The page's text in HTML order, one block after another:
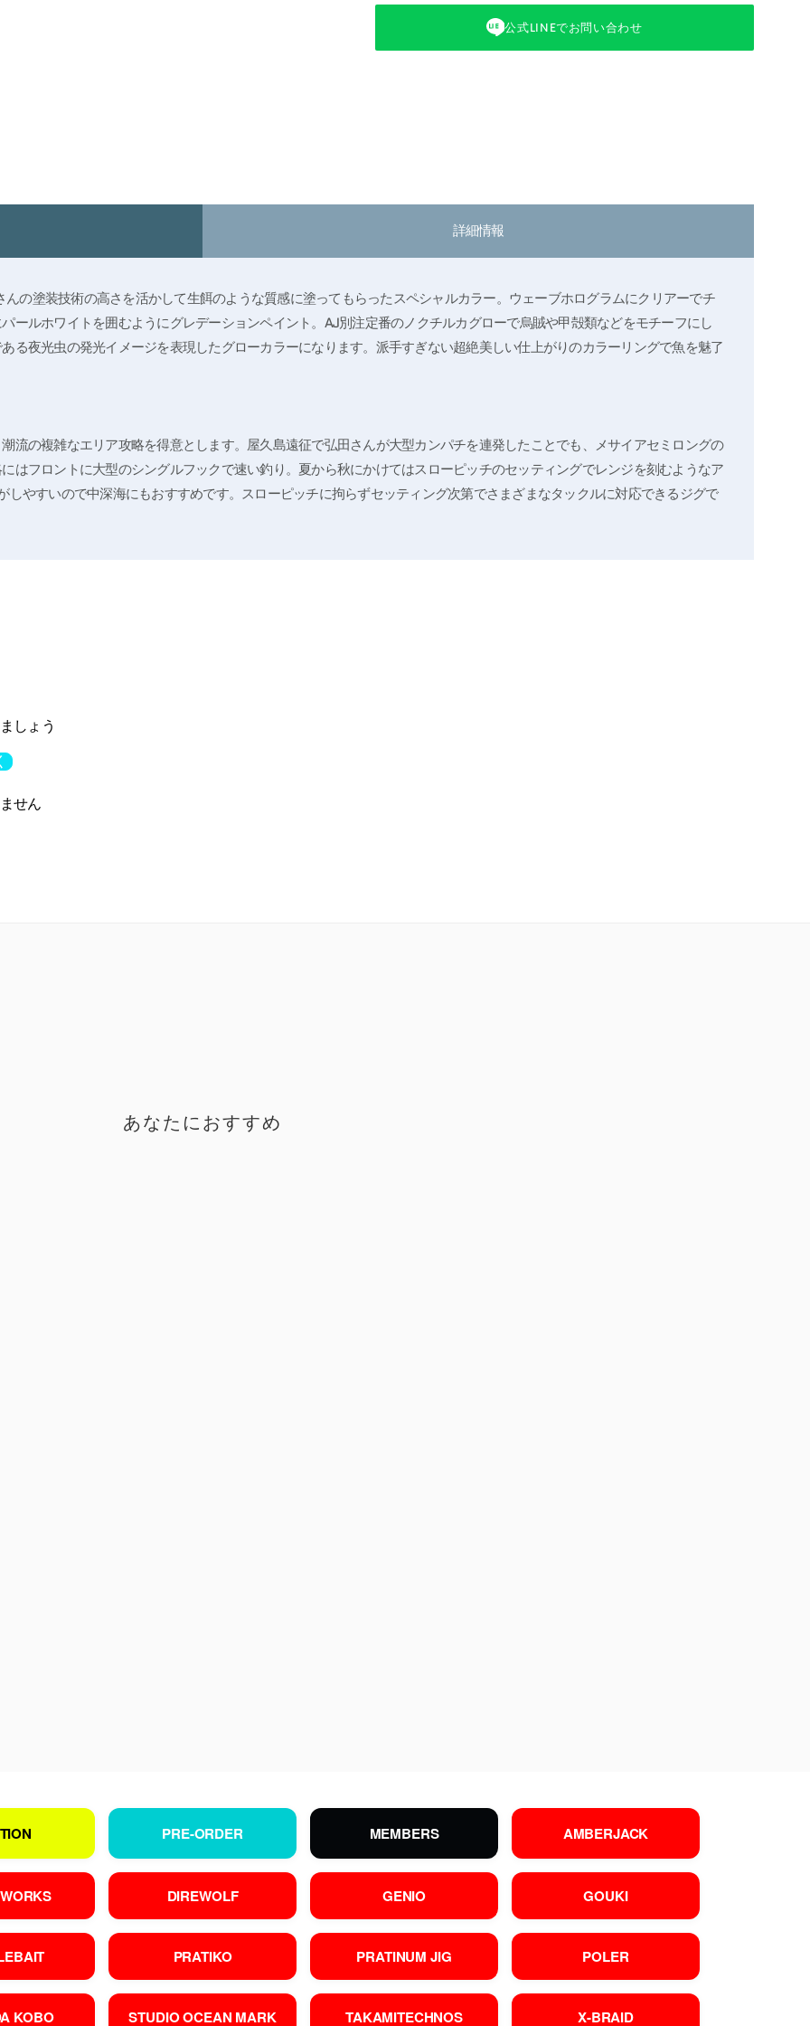
公式LINEでお問い合わせ
詳細情報
んの塗装技術の高さを活かして生餌のような質感に塗ってもらったスペシャルカラー。ウェーブホログラムにクリアーでチ
ールホワイトを囲むようにグレデーションペイント。AJ別注定番のノクチルカグローで烏賊や甲殻類などをモチーフにし
る夜光虫の発光イメージを表現したグローカラーになります。派手すぎない超絶美しい仕上がりのカラーリングで魚を魅了
流の複雑なエリア攻略を得意とします。屋久島遠征で弘田さんが大型カンパチを連発したことでも、メサイアセミロングの
はフロントに大型のシングルフックで速い釣り。夏から秋にかけてはスローピッチのセッティングでレンジを刻むようなア
やすいので中深海にもおすすめです。スローピッチに拘らずセッティング次第でさまざまなタックルに対応できるジグで
しょう
せん
あなたにおすすめ
PRE-ORDER MEMBERS AMBERJACK
DIREWOLF GENIO GOUKI
PRATIKO PRATINUM JIG POLER
KOBO STUDIO OCEAN MARK TAKAMITECHNOS X-BRAID